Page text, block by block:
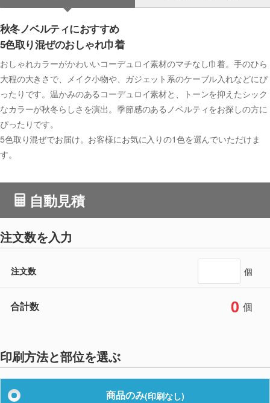
秋冬ノベルティにおすすめ
5色取り混ぜのおしゃれ巾着
おしゃれカラーがかわいいコーデュロイ素材のマチなし巾着。手のひら
大程の大きさで、メイク小物や、ガジェット系のケーブル入れなどにぴ
ったりです。温かみのあるコーデュロイ素材と、トーンを抑えたシック
なカラーが秋冬らしさを演出。季節感のあるノベルティをお探しの方に
ぴったりです。
5色取り混ぜでお届け。お客様にお気に入りの1色を選んでいただけま
す。
自動見積
注文数を入力
注文数 個
合計数 0 個
印刷方法と部位を選ぶ
商品のみ(印刷なし)